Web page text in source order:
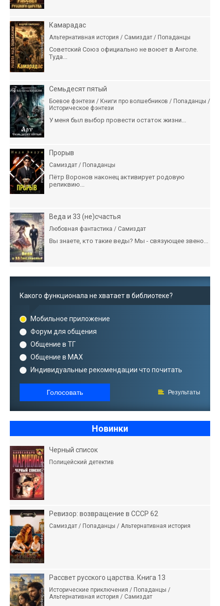
Камарадас
Альтернативная история / Самиздат / Попаданцы
Советский Союз официально не воюет в Анголе.
Туда...
Семьдесят пятый
Боевое фэнтези / Книги про волшебников / Попаданцы /
Историческое фэнтези
У меня был выбор провести остаток жизни...
Прорыв
Самиздат / Попаданцы
Пётр Воронов наконец активирует родовую
реликвию...
Веда и 33 (не)счастья
Любовная фантастика / Самиздат
Вы знаете, кто такие веды? Мы - связующее звено...
Какого функционала не хватает в библиотеке?
Мобильное приложение
Форум для общения
Общение в ТГ
Общение в MAX
Индивидуальные рекомендации что почитать
Голосовать Результаты
Новинки
Черный список
Полицейский детектив
Ревизор: возвращение в СССР 62
Самиздат / Попаданцы / Альтернативная история
Рассвет русского царства. Книга 13
Исторические приключения / Попаданцы /
Альтернативная история / Самиздат